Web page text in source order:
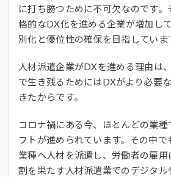
に打ち勝つために不可欠なのです。
格的なDX化を進める企業が増加し
別化と優位性の確保を目指していま
人材派遣企業がDXを進める理由は
で生き残るためにはDXがより必要
きたからです。
コロナ禍にある今、ほとんどの業
フトが進められています。その中
業種へ人材を派遣し、労働者の雇
割を果たす人材派遣業でのデジタル